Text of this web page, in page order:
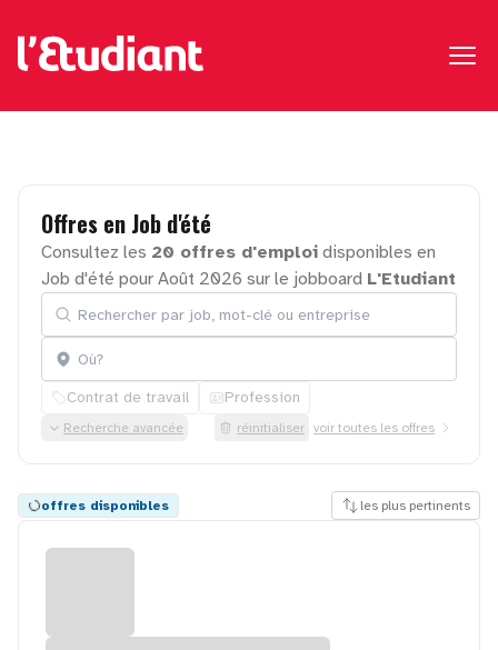
Offres en Job d'été
Consultez les 20 offres d'emploi disponibles en
Job d'été pour Août 2026 sur le jobboard L'Etudiant
Rechercher par job, mot-clé ou entreprise
Localisation
Contrat de travail Profession
Recherche avancée réinitialiser voir toutes les offres
offres disponibles les plus pertinents